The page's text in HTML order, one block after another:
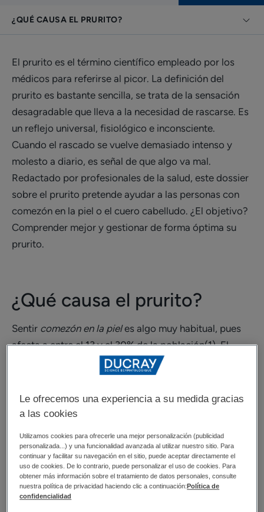
¿QUÉ CAUSA EL PRURITO?
El prurito es el término científico empleado por los
médicos para referirse al picor. La definición del
prurito es bastante sencilla, se trata de la sensación
desagradable que lleva a la necesidad de rascarse. Es
un reflejo universal, fisiológico e inconsciente.
Cuando el rascado se vuelve demasiado intenso y
molesto a diario, es señal de que algo va mal.
Redactado por profesionales de la salud, este dossier
sobre el prurito pretende ayudar a las personas con
comezón en la piel o el cuero cabelludo. ¿El objetivo?
Comprender mejor y gestionar de forma óptima su
prurito.
¿Qué causa el prurito?
Sentir comezón en la pieles algo muy habitual, pues
afecta a entre el 13 y el 30% de la población(1). El
afecta a todo el mundo: bebés, niños,
adultos, ancianos, hombres, mujeres y mamás
embarazadas o en periodo de lactancia. Elprurito
puede concentrarse en una o varias partes del cuerpo
un prurito generalizado.
Elprurito es una sensación común pero compleja.
Mucha gente piensa que se trata de una simple
Le ofrecemos una experiencia a su medida gracias
a las cookies
Utilizamos cookies para ofrecerle una mejor personalización (publicidad
personalizada...) y una funcionalidad avanzada al utilizar nuestro sitio. Para
continuar y facilitar su navegación en el sitio, puede aceptar directamente el
uso de cookies. De lo contrario, puede personalizar el uso de cookies. Para
obtener más información sobre el tratamiento de datos personales, consulte
nuestra política de privacidad haciendo clic a continuación: Política de
confidencialidad